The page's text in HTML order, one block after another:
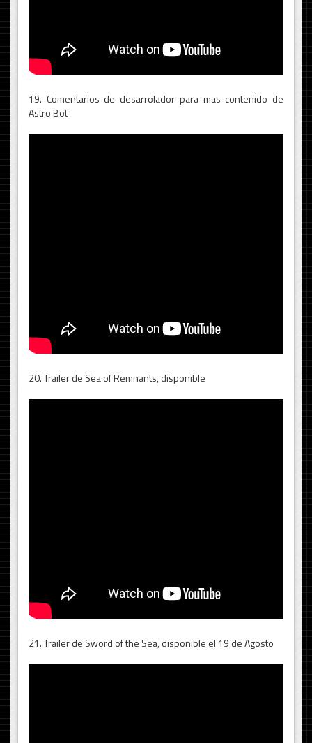
19. Comentarios de desarrolador para mas contenido de
Astro Bot
20. Trailer de Sea of Remnants, disponible
21. Trailer de Sword of the Sea, disponible el 19 de Agosto